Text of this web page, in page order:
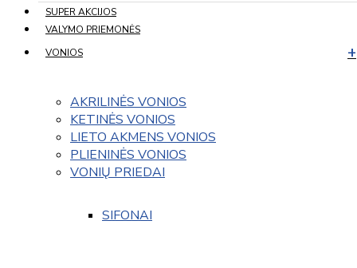
SUPER AKCIJOS
VALYMO PRIEMONĖS
VONIOS
AKRILINĖS VONIOS
KETINĖS VONIOS
LIETO AKMENS VONIOS
PLIENINĖS VONIOS
VONIŲ PRIEDAI
SIFONAI